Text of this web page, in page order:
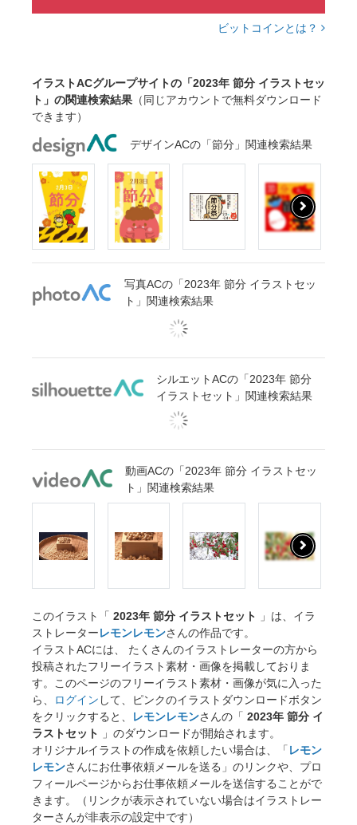
ビットコインとは？
イラストACグループサイトの「2023年 節分 イラストセッ
ト」の関連検索結果 （同じアカウントで無料ダウンロード
できます）
デザインACの「節分」関連検索結果
写真ACの「2023年 節分 イラストセッ
ト」関連検索結果
シルエットACの「2023年 節分
イラストセット」関連検索結果
動画ACの「2023年 節分 イラストセッ
ト」関連検索結果
このイラスト「 2023年 節分 イラストセット
」は、イラ
ストレーターレモンレモンさんの作品です。
イラストACには、 たくさんのイラストレーターの方から
投稿されたフリーイラスト素材・画像を掲載しておりま
す。このページのフリーイラスト素材・画像が気に入った
ら、
ログイン して、ピンクのイラストダウンロードボタン
をクリックすると、
レモンレモンさんの「 2023年 節分 イ
ラストセット
」のダウンロードが開始されます。
オリジナルイラストの作成を依頼したい場合は、「 レモン
レモンさんにお仕事依頼メールを送る」のリンクや、プロ
フィールページからお仕事依頼メールを送信することがで
きます。（リンクが表示されていない場合はイラストレー
ターさんが非表示の設定中です）